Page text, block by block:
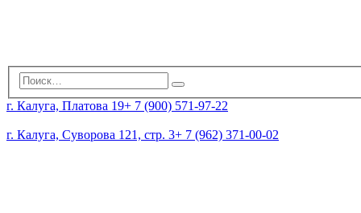
г. Калуга, Платова 19+ 7 (900) 571-97-22
г. Калуга, Суворова 121, стр. 3+ 7 (962) 371-00-02